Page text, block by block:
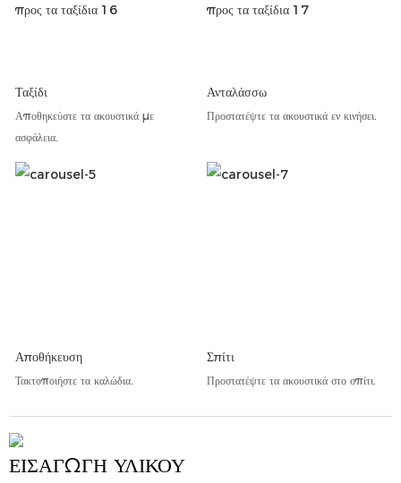
Ταξίδι
Αποθηκεύστε τα ακουστικά με
ασφάλεια.
Ανταλάσσω
Προστατέψτε τα ακουστικά εν κινήσει.
Αποθήκευση
Τακτοποιήστε τα καλώδια.
Σπίτι
Προστατέψτε τα ακουστικά στο σπίτι.
ΕΙΣΑΓΩΓΉ ΥΛΙΚΟΎ